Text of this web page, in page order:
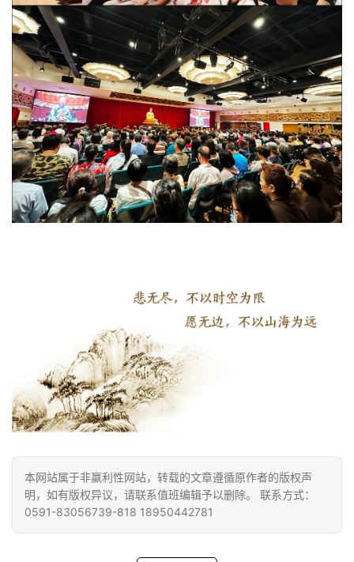
本网站属于非赢利性网站，转载的文章遵循原作者的版权声
明，如有版权异议，请联系值班编辑予以删除。 联系方式：
0591-83056739-818 18950442781